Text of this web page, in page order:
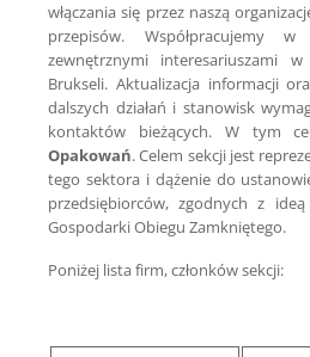
włączania się przez naszą
przepisów.
zewnętrznymi interesariuszami
Brukseli. Aktualizacja informacji
dalszych działań i stanowisk
kontaktów bieżących. W tym
Opakowań. Celem sekcji jest
tego sektora i dążenie do
przedsiębiorców, zgodnych z
Gospodarki Obiegu Zamkniętego.
Poniżej lista firm, członków sekcji: